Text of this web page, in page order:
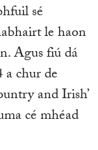
sé
le haon
Agus fiú dá
chur de
and Irish’
cé mhéad